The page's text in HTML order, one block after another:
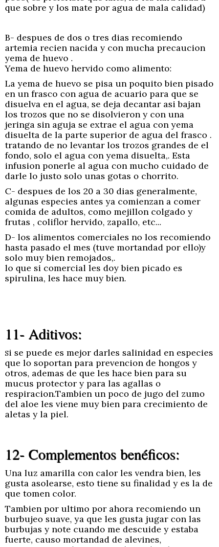
que sobre y los mate por agua de mala calidad)
B- despues de dos o tres dias recomiendo
artemia recien nacida y con mucha precaucion
yema de huevo .
Yema de huevo hervido como alimento:
La yema de huevo se pisa un poquito bien pisado
en un frasco con agua de acuario para que se
disuelva en el agua, se deja decantar asi bajan
los trozos que no se disolvieron y con una
jeringa sin aguja se extrae el agua con yema
disuelta de la parte superior de agua del frasco .
tratando de no levantar los trozos grandes de el
fondo, solo el agua con yema disuelta,. Esta
infusion ponerle al agua con mucho cuidado de
darle lo justo solo unas gotas o chorrito.
C- despues de los 20 a 30 dias generalmente,
algunas especies antes ya comienzan a comer
comida de adultos, como mejillon colgado y
frutas , coliflor hervido, zapallo, etc...
D- los alimentos comerciales no los recomiendo
hasta pasado el mes (tuve mortandad por ello)y
solo muy bien remojados,.
lo que si comercial les doy bien picado es
spirulina, les hace muy bien.
11- Aditivos:
Si se puede es mejor darles salinidad en especies
que lo soportan para prevencion de hongos y
otros, ademas de que les hace bien para su
mucus protector y para las agallas o
respiracion.Tambien un poco de jugo del zumo
del aloe les viene muy bien para crecimiento de
aletas y la piel.
12- Complementos benéficos:
Una luz amarilla con calor les vendra bien, les
gusta asolearse, esto tiene su finalidad y es la de
que tomen color.
Tambien por ultimo por ahora recomiendo un
burbujeo suave, ya que les gusta jugar con las
burbujas y note cuando me descuide y estaba
fuerte, causo mortandad de alevines,